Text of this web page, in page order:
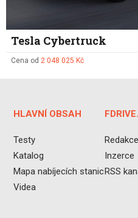
Tesla Cybertruck
Cena od 2 048 025 Kč
HLAVNÍ OBSAH
Testy
Katalog
Mapa nabíjecích stanic
Videa
Inzerce
RSS